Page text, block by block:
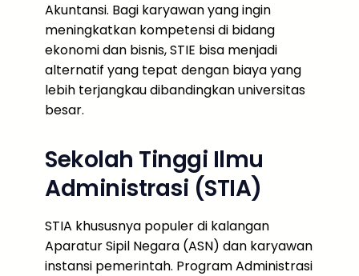
Akuntansi. Bagi karyawan yang ingin
meningkatkan kompetensi di bidang
ekonomi dan bisnis, STIE bisa menjadi
alternatif yang tepat dengan biaya yang
lebih terjangkau dibandingkan universitas
besar.
Sekolah Tinggi Ilmu
Administrasi (STIA)
STIA khususnya populer di kalangan
Aparatur Sipil Negara (ASN) dan karyawan
instansi pemerintah. Program Administrasi